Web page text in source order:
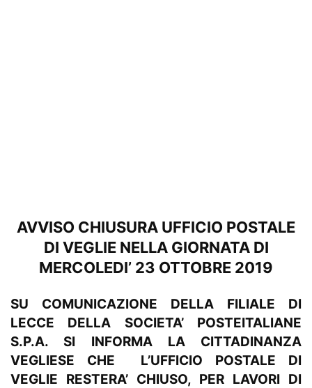
AVVISO CHIUSURA UFFICIO POSTALE
DI VEGLIE NELLA GIORNATA DI
MERCOLEDI’ 23 OTTOBRE 2019
SU COMUNICAZIONE DELLA FILIALE DI
LECCE DELLA SOCIETA’ POSTEITALIANE
S.P.A. SI INFORMA LA CITTADINANZA
VEGLIESE CHE L’UFFICIO POSTALE DI
VEGLIE RESTERA’ CHIUSO, PER LAVORI DI